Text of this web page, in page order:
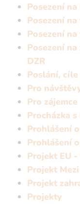
Posezení
Posezení na
Posezení na
Posezení
DZR
Poslání,
Pro
Pro zájemce
Procházka
Prohlášení
Prohlášení
Projekt EU
Projekt
Projekt
Projekty